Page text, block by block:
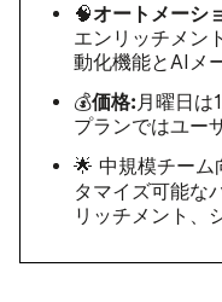
🧠オートメーシ
エンリッチメン
動化機能とAIメ
💰価格:月曜日は
プランではユー
🌟 中規模チーム
タマイズ可能な
リッチメント、